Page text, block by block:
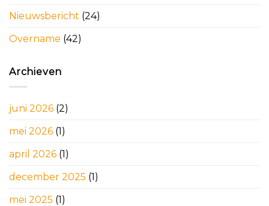
Nieuwsbericht (24)
Overname (42)
Archieven
juni 2026 (2)
mei 2026 (1)
april 2026 (1)
december 2025 (1)
mei 2025 (1)